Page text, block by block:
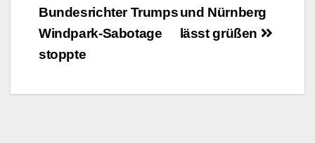
und Nürnberg
lässt grüßen
Bundesrichter Trumps
Windpark-Sabotage
stoppte